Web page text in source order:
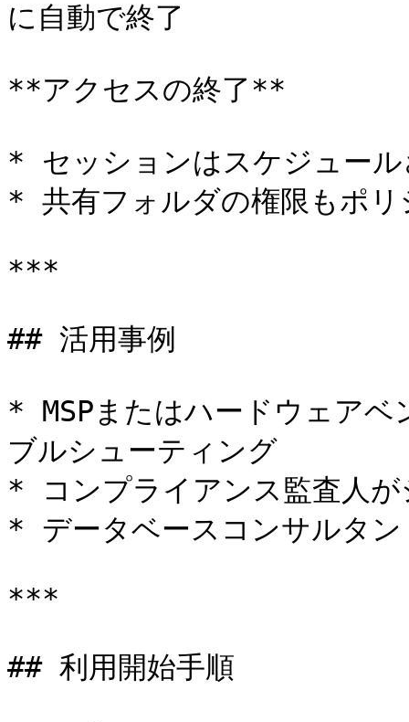
に自動で終了
**アクセスの終了**
* セッションはスケジュール
* 共有フォルダの権限もポリ
***
## 活用事例
* MSPまたはハードウェアベ
ブルシューティング
* コンプライアンス監査人が
* データベースコンサルタン
***
## 利用開始手順